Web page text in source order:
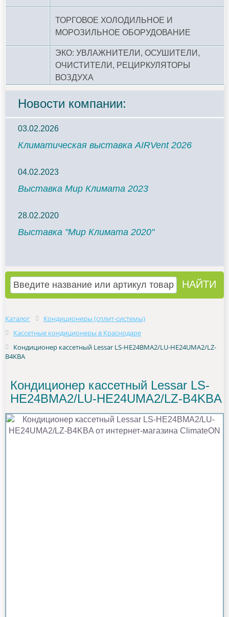
ТОРГОВОЕ ХОЛОДИЛЬНОЕ И
МОРОЗИЛЬНОЕ ОБОРУДОВАНИЕ
ЭКО: УВЛАЖНИТЕЛИ, ОСУШИТЕЛИ,
ОЧИСТИТЕЛИ, РЕЦИРКУЛЯТОРЫ
ВОЗДУХА
Новости компании:
03.02.2026
Климатическая выставка AIRVent 2026
04.02.2023
Выставка Мир Климата 2023
28.02.2020
Выставка "Мир Климата 2020"
Каталог
Кондиционеры (сплит-системы)
Кассетные кондиционеры в Краснодаре
Кондиционер кассетный Lessar LS-HE24BMA2/LU-HE24UMA2/LZ-
B4KBA
Кондиционер кассетный Lessar LS-
HE24BMA2/LU-HE24UMA2/LZ-B4KBA